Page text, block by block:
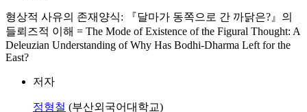
형상적 사유의 존재양식: 『달마가 동쪽으로 간 까닭은?』의
들뢰즈적 이해 = The Mode of Existence of the Figural Thought: A
Deleuzian Understanding of Why Has Bodhi-Dharma Left for the
East?
저자
정형철 (부산외국어대학교)